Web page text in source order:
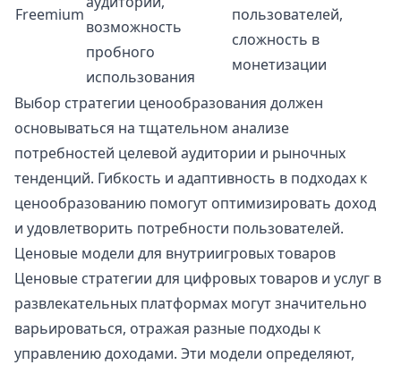
Freemium
возможность
пробного
использования
пользователей,
сложность в
монетизации
Выбор стратегии ценообразования должен
основываться на тщательном анализе
потребностей целевой аудитории и рыночных
тенденций. Гибкость и адаптивность в подходах к
ценообразованию помогут оптимизировать доход
и удовлетворить потребности пользователей.
Ценовые модели для внутриигровых товаров
Ценовые стратегии для цифровых товаров и услуг в
развлекательных платформах могут значительно
варьироваться, отражая разные подходы к
управлению доходами. Эти модели определяют,